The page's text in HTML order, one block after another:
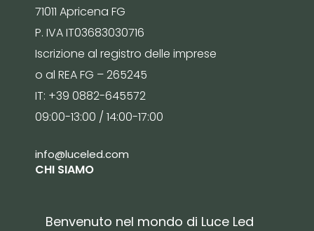
71011 Apricena FG
P. IVA IT03683030716
Iscrizione al registro delle imprese
o al REA FG – 265245
IT: +39 0882-645572
09:00-13:00 / 14:00-17:00
info@luceled.com
CHI SIAMO
Benvenuto nel mondo di Luce Led